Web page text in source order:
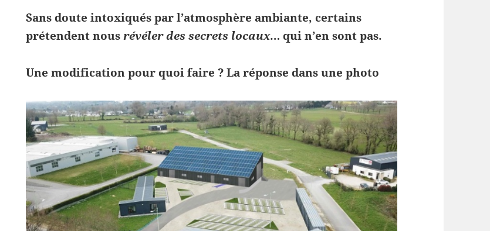
Sans doute intoxiqués par l’atmosphère ambiante, certains
prétendent nousrévéler des secrets locaux… qui n’en sont pas.
Une modification pour quoi faire ? La réponse dans une photo